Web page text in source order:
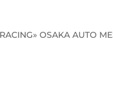
OSAKA AUTO